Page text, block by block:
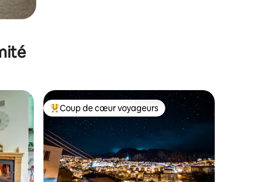
Coups de cœur voyageurs les plus appréciés
Coup de cœur voyageurs